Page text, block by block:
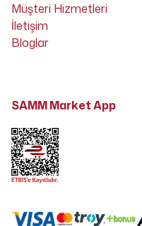
Müşteri Hizmetleri
İletişim
Bloglar
SAMM Market App